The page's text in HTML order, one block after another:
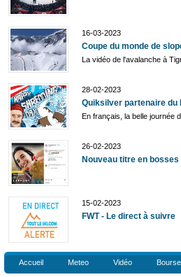
16-03-2023
Coupe du monde de
La vidéo de l'avalanche à
28-02-2023
Quiksilver partenaire du
En français, la belle journée
26-02-2023
Nouveau titre en
15-02-2023
FWT - Le direct à suivre
Accueil Meteo Vidéo